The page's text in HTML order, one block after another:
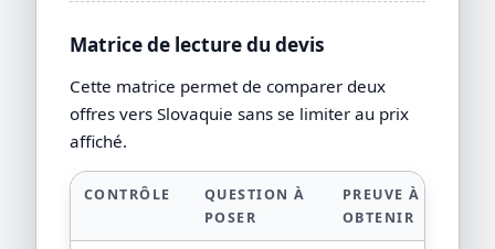
Matrice de lecture du devis
Cette matrice permet de comparer deux
offres vers Slovaquie sans se limiter au prix
affiché.
CONTRÔLE
QUESTION À
POSER
PREUVE À
OBTENIR